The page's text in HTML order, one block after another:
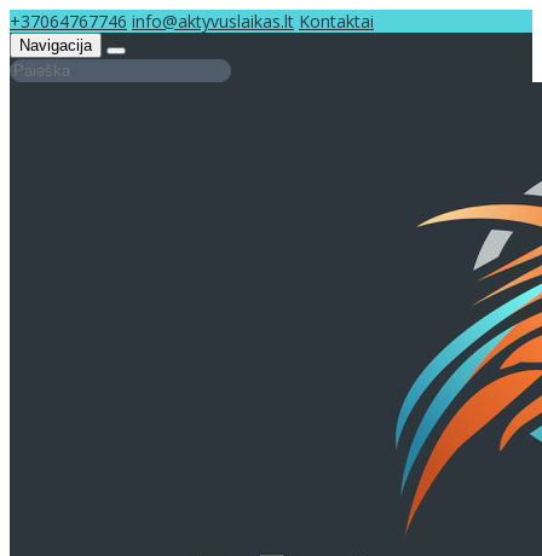
+37064767746 info@aktyvuslaikas.lt Kontaktai
Navigacija